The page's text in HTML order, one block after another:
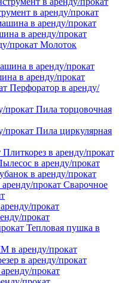
в аренду/прокат
в аренду/прокат
Молоток
в аренду/прокат
Перфоратор в аренду/
Пила торцовочная
Пила циркулярная
Плиткорез в аренду/прокат
в аренду/прокат
в аренду/прокат
Сварочное
прокат
Тепловая пушка в
в аренду/прокат
в аренду/прокат